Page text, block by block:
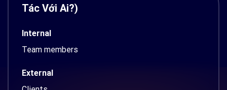
Tác Với Ai?)
Internal
Team members
External